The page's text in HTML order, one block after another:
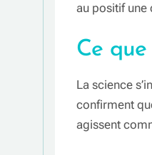
au positif une
Ce
La science
confirment
agissent